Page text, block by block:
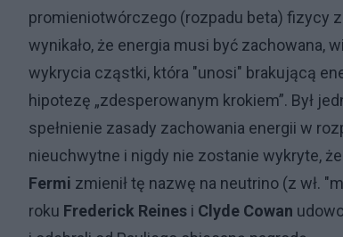
promieniotwórczego (rozpadu beta) fizycy
wynikało, że energia musi być zachowana,
wykrycia cząstki, która "unosi" brakującą
hipotezę „zdesperowanym krokiem”. Był
spełnienie zasady zachowania energii w
nieuchwytne i nigdy nie zostanie wykryte, że
Fermi zmienił tę nazwę na neutrino (z wł.
roku Frederick Reines i Clyde Cowan